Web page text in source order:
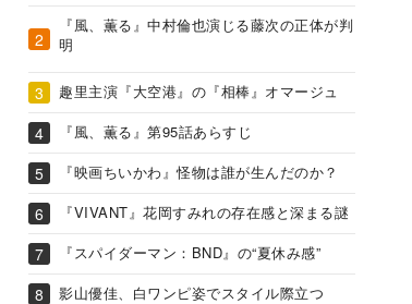
『風、薫る』中村倫也演じる藤次の正体が判
明
趣里主演『大空港』の『相棒』オマージュ
『風、薫る』第95話あらすじ
『映画ちいかわ』怪物は誰が生んだのか？
『VIVANT』花岡すみれの存在感と深まる謎
『スパイダーマン：BND』の“夏休み感”
影山優佳、白ワンピ姿でスタイル際立つ